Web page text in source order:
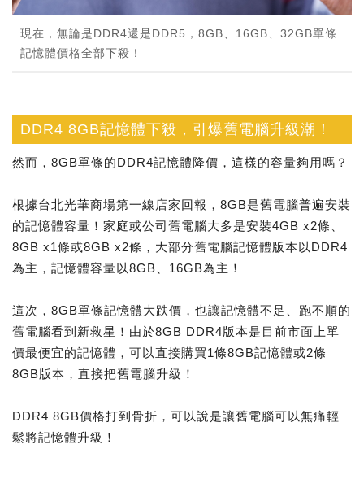
現在，無論是DDR4還是DDR5，8GB、16GB、32GB單條
記憶體價格全部下殺！
DDR4 8GB記憶體下殺，引爆舊電腦升級潮！
然而，8GB單條的DDR4記憶體降價，這樣的容量夠用嗎？
根據台北光華商場第一線店家回報，8GB是舊電腦普遍安裝
的記憶體容量！家庭或公司舊電腦大多是安裝4GB x2條、
8GB x1條或8GB x2條，大部分舊電腦記憶體版本以DDR4
為主，記憶體容量以8GB、16GB為主！
這次，8GB單條記憶體大跌價，也讓記憶體不足、跑不順的
舊電腦看到新救星！由於8GB DDR4版本是目前市面上單
價最便宜的記憶體，可以直接購買1條8GB記憶體或2條
8GB版本，直接把舊電腦升級！
DDR4 8GB價格打到骨折，可以說是讓舊電腦可以無痛輕
鬆將記憶體升級！